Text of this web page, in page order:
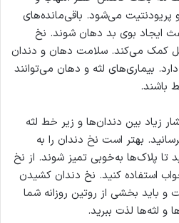
پریودنتیت می‌شود. باقی‌مانده‌های
ایجاد بوی بد دهان شوند. نخ
کمک می‌کند. سلامت دهان و دندان
بیماری‌های لثه و دهان می‌توانند
باشند.
زیاد بین دندان‌ها و زیر خط لثه
بهتر است نخ دندان را به
تا پلاک‌ها به‌خوبی تمیز شوند. از نخ
استفاده کنید. نخ دندان کشیدن
باید بخشی از روتین روزانه شما
و لثه‌ها لذت ببرید.